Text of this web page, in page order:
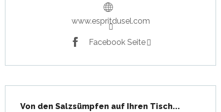
www.espritdusel.com
Facebook Seite
Von den Salzsümpfen auf Ihren Tisch...